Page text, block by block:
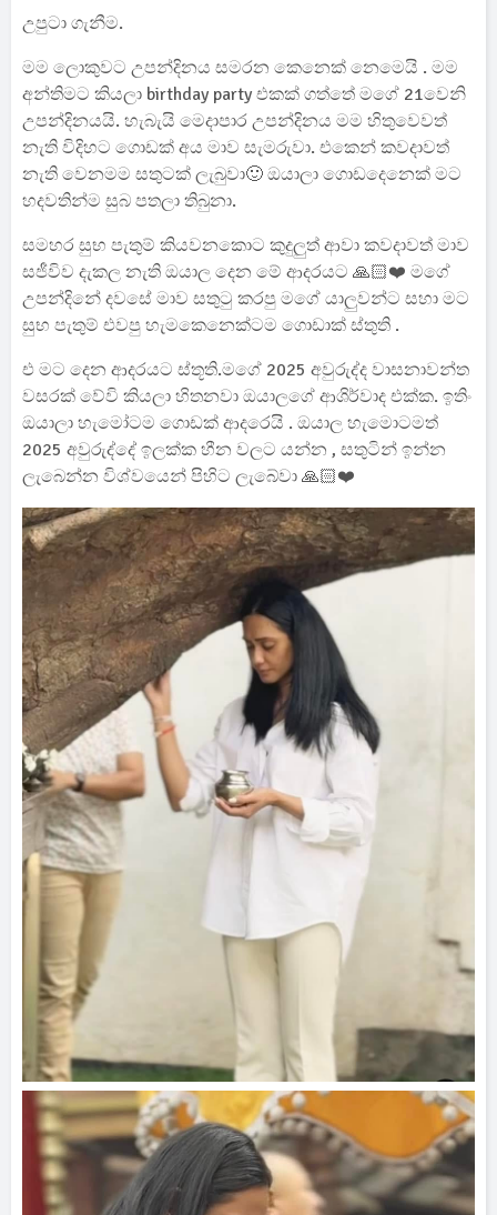
උපුටා ගැනීම.
මම ලොකුවට උපන්දිනය සමරන කෙනෙක් නෙමෙයි . මම
අන්තිමට කියලා birthday party එකක් ගත්තේ මගේ 21වෙනි
උපන්දිනයයි. හැබැයි මෙදාපාර උපන්දිනය මම හිතුවෙවත්
නැති විදිහට ගොඩක් අය මාව සැමරුවා. එකෙන් කවදාවත්
නැති වෙනමම සතුටක් ලැබුවා🙂 ඔයාලා ගොඩදෙනෙක් මට
හදවතින්ම සුබ පතලා තිබුනා.
සමහර සුභ පැතුම් කියවනකොට කුදුලුත් ආවා කවදාවත් මාව
සජීවිව දැකල නැති ඔයාල දෙන මේ ආදරයට 🙏🏻❤️ මගේ
උපන්දිනේ දවසේ මාව සතුටු කරපු මගේ යාලුවන්ට සහා මට
සුභ පැතුම් එවපු හැමකෙනෙක්ටම ගොඩාක් ස්තුති .
එ මට දෙන ආදරයට ස්තූති.මගේ 2025 අවුරුද්ද වාසනාවන්ත
වසරක් වේවි කියලා හිතනවා ඔයාලගේ ආශිර්වාද එක්ක. ඉතිං
ඔයාලා හැමෝටම ගොඩක් ආදරෙයි . ඔයාල හැමොටමත්
2025 අවුරුද්දේ ඉලක්ක හීන වලට යන්න , සතුටින් ඉන්න
ලැබෙන්න විශ්වයෙන් පිහිට ලැබේවා 🙏🏻❤️